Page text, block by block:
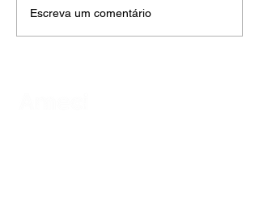
Escreva um comentário